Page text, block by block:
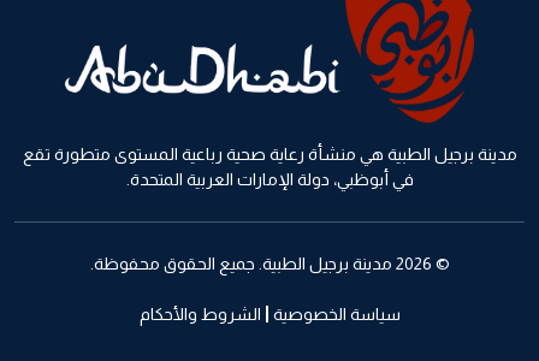
مدينة برجيل الطبية هي منشأة رعاية صحية رباعية المستوى متطورة تقع
في أبوظبي، دولة الإمارات العربية المتحدة.
© 2026 مدينة برجيل الطبية. جميع الحقوق محفوظة.
سياسة الخصوصية الشروط والأحكام